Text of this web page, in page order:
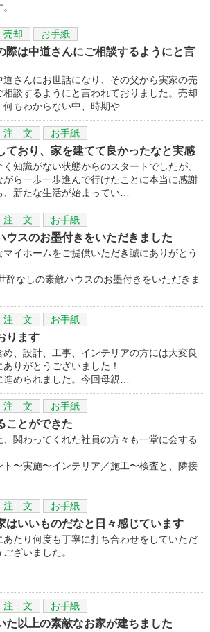
売却 お手紙
際は中道さんにご相談するようにと言
さんにお世話になり、その父から実家の売
談するようにと言われておりました。売却
もわからない中、時期や…
注 文 お手紙
ており、家を建てて良かったなと実感
知識がない状態からのスタートでしたが、
ら一歩一歩進んで行けたことに本当に感謝
、新たな生活が始まってい…
注 文 お手紙
ウスのお墨付きをいただきました
イホームをご提供いただき誠にありがとう
辞なしの素敵ハウスのお墨付きをいただきま
注 文 お手紙
ります
、設計、工事、インテリアの方には大変良
りがとうございました！
められました。今回母親…
注 文 お手紙
ことができた
関わってくれた社員の方々も一堂に会する
ト〜実施〜インテリア／施工〜検査と、隣接
注 文 お手紙
はいいものだなと日々感じています
あたり何度も丁寧に打ち合わせをしていただ
ざいました。
注 文 お手紙
た以上の素敵なお家が建ちました